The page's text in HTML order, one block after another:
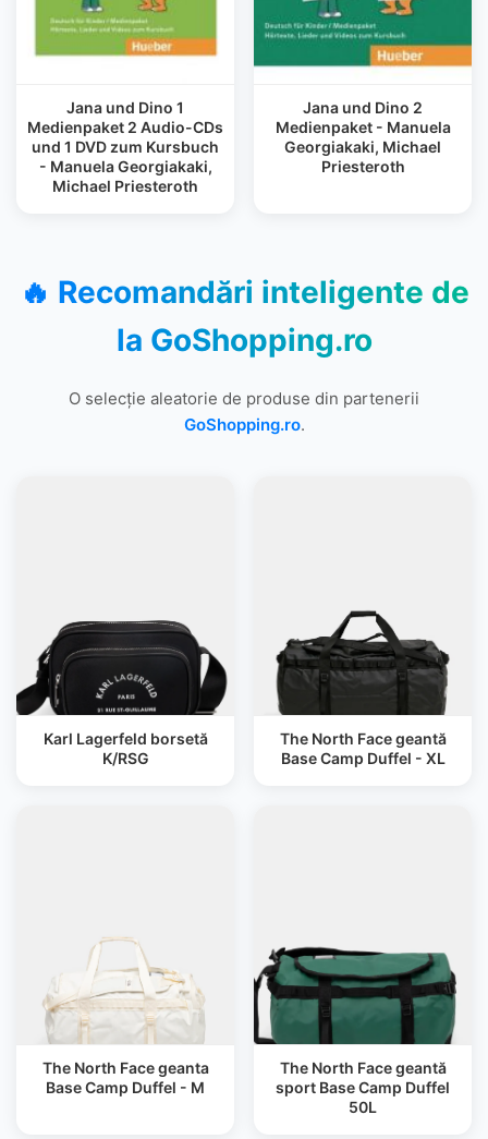
Jana und Dino 1
Medienpaket 2 Audio-CDs
und 1 DVD zum Kursbuch
- Manuela Georgiakaki,
Michael Priesteroth
Jana und Dino 2
Medienpaket - Manuela
Georgiakaki, Michael
Priesteroth
🔥 Recomandări inteligente de
la GoShopping.ro
O selecție aleatorie de produse din partenerii
GoShopping.ro.
Karl Lagerfeld borsetă
K/RSG
The North Face geantă
Base Camp Duffel - XL
The North Face geanta
Base Camp Duffel - M
The North Face geantă
sport Base Camp Duffel
50L